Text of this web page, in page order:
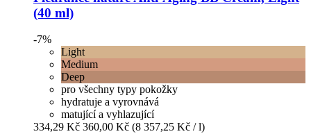
(40 ml)
-7%
Light
Medium
Deep
pro všechny typy pokožky
hydratuje a vyrovnává
matující a vyhlazující
334,29 Kč 360,00 Kč (8 357,25 Kč / l)